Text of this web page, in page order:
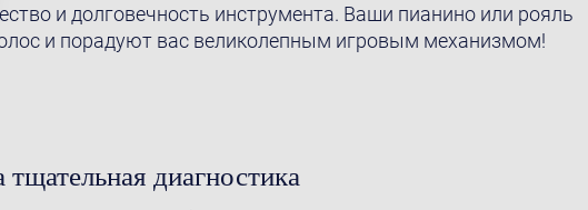
и долговечность инструмента. Ваши пианино или рояль
и порадуют вас великолепным игровым механизмом!
диагностика